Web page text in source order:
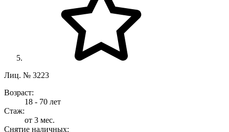
Лиц. № 3223
Возраст:
18 - 70 лет
Стаж:
от 3 мес.
Снятие наличных: